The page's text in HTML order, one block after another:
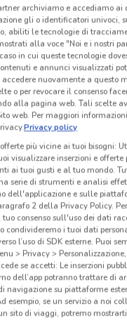
di questo negozio
494 m
sempre con te!
le migliori offerte dei
e creare la tua lista del
cellulare.
archiviamo e accediamo ai
gli o identificatori univoci,
abiliti le tecnologie di
alla voce "Noi e i nostri
in cui queste tecnologie
e annunci visualizzati
accedere nuovamente a questo
o per revocare il consenso
alla pagina web. Tali scelte
web. Per maggiori
Privacy policy
più vicine ai tuoi bisogni:
visualizzare inserzioni e
ai tuoi gusti e al tuo mondo.
serie di strumenti e analisi
dell'applicazione e sulle
2 della Privacy Policy.
tuo consenso sull'uso dei dati
condivideremo i tuoi dati
l’uso di SDK esterne. Puoi
> Privacy >
se accetti: Le inserzioni
dell’app potranno trattare di
navigazione su piattaforme
esempio, se un servizio a noi
sito di viaggi, potremo